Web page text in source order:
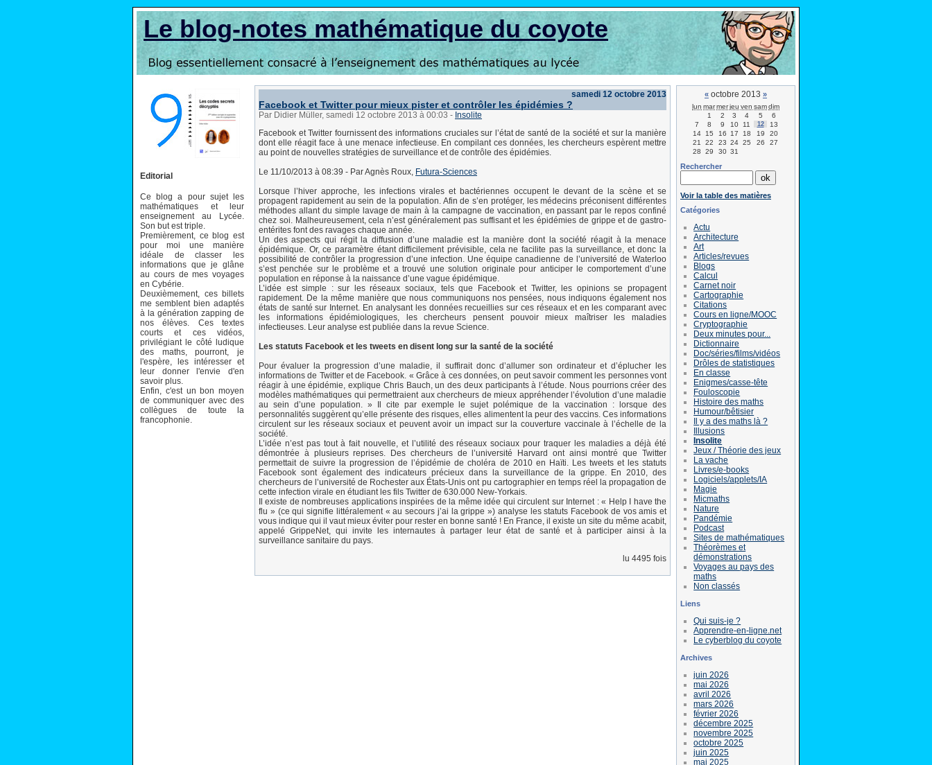
Le blog-notes mathématique du coyote
Editorial
Ce blog a pour sujet les
mathématiques et leur
enseignement au Lycée.
Son but est triple.
Premièrement, ce blog est
pour moi une manière
idéale de classer les
informations que je glâne
au cours de mes voyages
en Cybérie.
Deuxièmement, ces billets
me semblent bien adaptés
à la génération zapping de
nos élèves. Ces textes
courts et ces vidéos,
privilégiant le côté ludique
des maths, pourront, je
l'espère, les intéresser et
leur donner l'envie d'en
savoir plus.
Enfin, c'est un bon moyen
de communiquer avec des
collègues de toute la
francophonie.
samedi 12 octobre 2013
Facebook et Twitter pour mieux pister et contrôler les épidémies ?
Par Didier Müller, samedi 12 octobre 2013 à 00:03 - Insolite
Facebook et Twitter fournissent des informations cruciales sur l’état de santé de la société et sur la manière
dont elle réagit face à une menace infectieuse. En compilant ces données, les chercheurs espèrent mettre
au point de nouvelles stratégies de surveillance et de contrôle des épidémies.
Le 11/10/2013 à 08:39 - Par Agnès Roux, Futura-Sciences
Lorsque l’hiver approche, les infections virales et bactériennes occupent le devant de la scène et se
propagent rapidement au sein de la population. Afin de s’en protéger, les médecins préconisent différentes
méthodes allant du simple lavage de main à la campagne de vaccination, en passant par le repos confiné
chez soi. Malheureusement, cela n’est généralement pas suffisant et les épidémies de grippe et de gastro-
entérites font des ravages chaque année.
Un des aspects qui régit la diffusion d’une maladie est la manière dont la société réagit à la menace
épidémique. Or, ce paramètre étant difficilement prévisible, cela ne facilite pas la surveillance, et donc la
possibilité de contrôler la progression d’une infection. Une équipe canadienne de l’université de Waterloo
s’est penchée sur le problème et a trouvé une solution originale pour anticiper le comportement d’une
population en réponse à la naissance d’une vague épidémique.
L’idée est simple : sur les réseaux sociaux, tels que Facebook et Twitter, les opinions se propagent
rapidement. De la même manière que nous communiquons nos pensées, nous indiquons également nos
états de santé sur Internet. En analysant les données recueillies sur ces réseaux et en les comparant avec
les informations épidémiologiques, les chercheurs pensent pouvoir mieux maîtriser les maladies
infectieuses. Leur analyse est publiée dans la revue Science.
Les statuts Facebook et les tweets en disent long sur la santé de la société
Pour évaluer la progression d’une maladie, il suffirait donc d’allumer son ordinateur et d’éplucher les
informations de Twitter et de Facebook. « Grâce à ces données, on peut savoir comment les personnes vont
réagir à une épidémie, explique Chris Bauch, un des deux participants à l’étude. Nous pourrions créer des
modèles mathématiques qui permettraient aux chercheurs de mieux appréhender l’évolution d’une maladie
au sein d’une population. » Il cite par exemple le sujet polémique de la vaccination : lorsque des
personnalités suggèrent qu’elle présente des risques, elles alimentent la peur des vaccins. Ces informations
circulent sur les réseaux sociaux et peuvent avoir un impact sur la couverture vaccinale à l’échelle de la
société.
L’idée n’est pas tout à fait nouvelle, et l’utilité des réseaux sociaux pour traquer les maladies a déjà été
démontrée à plusieurs reprises. Des chercheurs de l’université Harvard ont ainsi montré que Twitter
permettait de suivre la progression de l’épidémie de choléra de 2010 en Haïti. Les tweets et les statuts
Facebook sont également des indicateurs précieux dans la surveillance de la grippe. En 2010, des
chercheurs de l’université de Rochester aux États-Unis ont pu cartographier en temps réel la propagation de
cette infection virale en étudiant les fils Twitter de 630.000 New-Yorkais.
Il existe de nombreuses applications inspirées de la même idée qui circulent sur Internet : « Help I have the
flu » (ce qui signifie littéralement « au secours j’ai la grippe ») analyse les statuts Facebook de vos amis et
vous indique qui il vaut mieux éviter pour rester en bonne santé ! En France, il existe un site du même acabit,
appelé GrippeNet, qui invite les internautes à partager leur état de santé et à participer ainsi à la
surveillance sanitaire du pays.
lu 4495 fois
« octobre 2013 »
lun marmerjeu ven samdim
1
2 3 4 5
6
7
8 9 10 11 12
13
14
15 16 17 18 19
20
21
22 23 24 25 26
27
28
29 30 31
Rechercher
Voir la table des matières
Catégories
Actu
Architecture
Art
Articles/revues
Blogs
Calcul
Carnet noir
Cartographie
Citations
Cours en ligne/MOOC
Cryptographie
Deux minutes pour...
Dictionnaire
Doc/séries/films/vidéos
Drôles de statistiques
En classe
Enigmes/casse-tête
Fouloscopie
Histoire des maths
Humour/bêtisier
Il y a des maths là ?
Illusions
Insolite
Jeux / Théorie des jeux
La vache
Livres/e-books
Logiciels/applets/IA
Magie
Micmaths
Nature
Pandémie
Podcast
Sites de mathématiques
Théorèmes et
démonstrations
Voyages au pays des
maths
Non classés
Liens
Qui suis-je ?
Apprendre-en-ligne.net
Le cyberblog du coyote
Archives
juin 2026
mai 2026
avril 2026
mars 2026
février 2026
décembre 2025
novembre 2025
octobre 2025
juin 2025
mai 2025